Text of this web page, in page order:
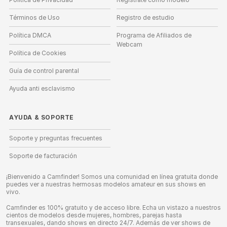
Términos de Uso
Política DMCA
Política de Cookies
Guía de control parental
Ayuda anti esclavismo
Registro de estudio
Programa de Afiliados de
Webcam
AYUDA & SOPORTE
Soporte y preguntas frecuentes
Soporte de facturación
¡Bienvenido a Camfinder! Somos una comunidad en línea gratuita donde
puedes ver a nuestras hermosas modelos amateur en sus shows en
vivo.
Camfinder es 100% gratuito y de acceso libre. Echa un vistazo a nuestros
cientos de modelos desde mujeres, hombres, parejas hasta
transexuales, dando shows en directo 24/7. Además de ver shows de